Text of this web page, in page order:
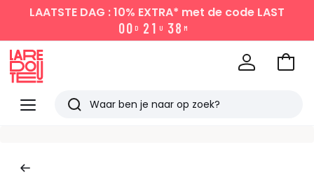
LAATSTE DAG : 10% EXTRA* met de code LAST
00 D 2 1 U 38 M
Menu
Redoute
Zoeken
Naar